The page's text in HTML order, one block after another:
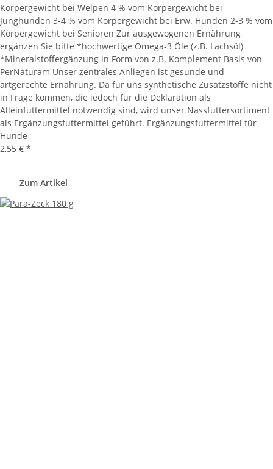
Körpergewicht bei Welpen 4 % vom Körpergewicht bei
Junghunden 3-4 % vom Körpergewicht bei Erw. Hunden 2-3 % vom
Körpergewicht bei Senioren Zur ausgewogenen Ernährung
ergänzen Sie bitte *hochwertige Omega-3 Öle (z.B. Lachsöl)
*Mineralstoffergänzung in Form von z.B. Komplement Basis von
PerNaturam Unser zentrales Anliegen ist gesunde und
artgerechte Ernährung. Da für uns synthetische Zusatzstoffe nicht
in Frage kommen, die jedoch für die Deklaration als
Alleinfuttermittel notwendig sind, wird unser Nassfuttersortiment
als Ergänzungsfuttermittel geführt. Ergänzungsfuttermittel für
Hunde
2,55 € *
Zum Artikel